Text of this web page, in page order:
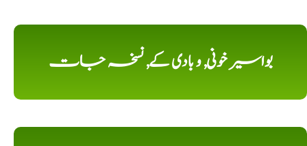
بواسیر خونی, و بادی کے, نسخہ جات